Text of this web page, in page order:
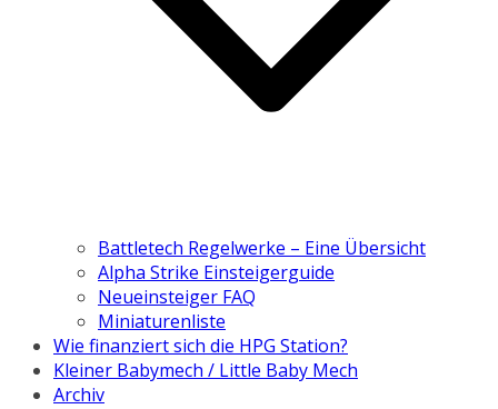
Battletech Regelwerke – Eine Übersicht
Alpha Strike Einsteigerguide
Neueinsteiger FAQ
Miniaturenliste
Wie finanziert sich die HPG Station?
Kleiner Babymech / Little Baby Mech
Archiv